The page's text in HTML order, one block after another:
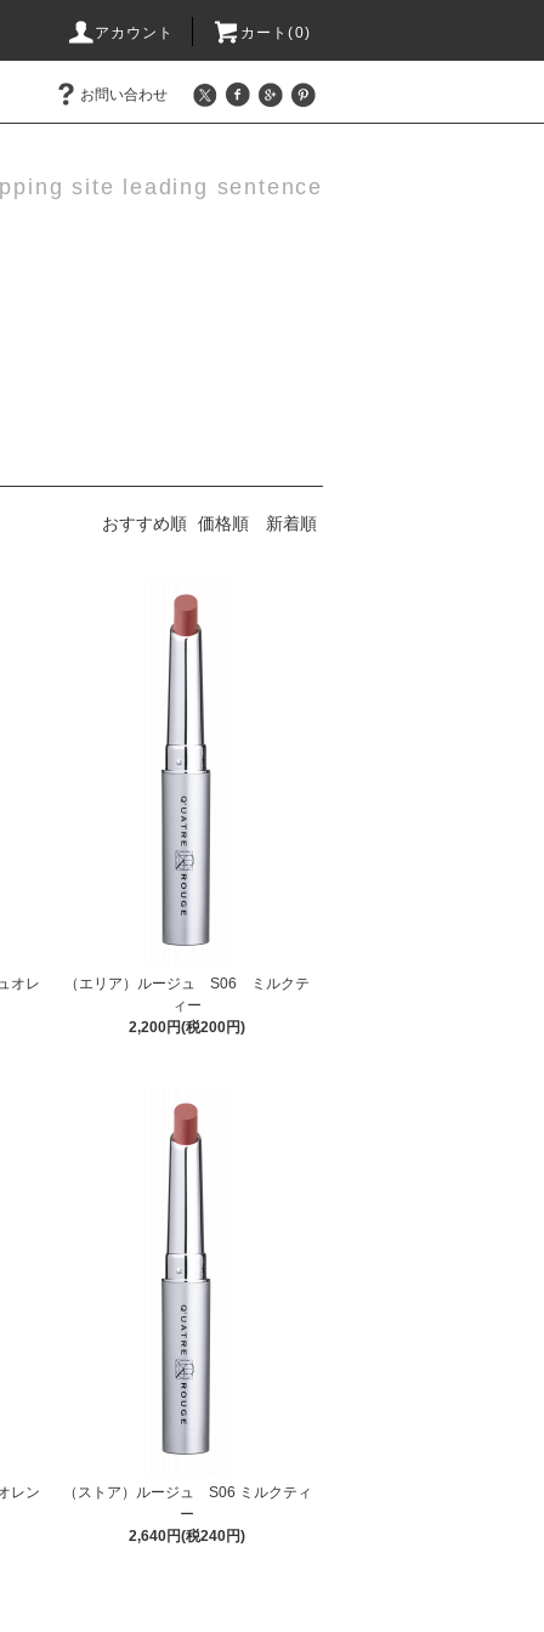
アカウント カート(0)
お問い合わせ
site leading sentence
おすすめ順 価格順 新着順
オレ
（エリア）ルージュ S06 ミルクテ
ィー
2,200円(税200円)
レン
（ストア）ルージュ S06 ミルクティ
ー
2,640円(税240円)